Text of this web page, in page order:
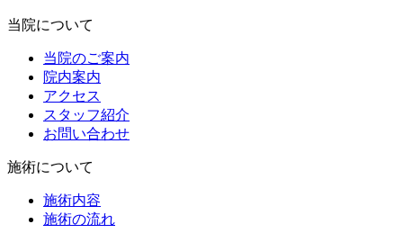
当院について
当院のご案内
院内案内
アクセス
スタッフ紹介
お問い合わせ
施術について
施術内容
施術の流れ